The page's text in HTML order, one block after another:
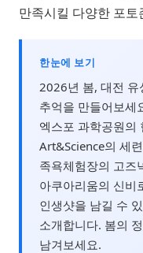
만족시킬 다양한 포
한눈에 보기
2026년 봄, 대전 유
추억을 만들어보세
엑스포 과학공원의
Art&Science의 세
족욕체험장의 고즈
아쿠아리움의 신비
인생샷을 남길 수
소개합니다. 봄의
남겨보세요.